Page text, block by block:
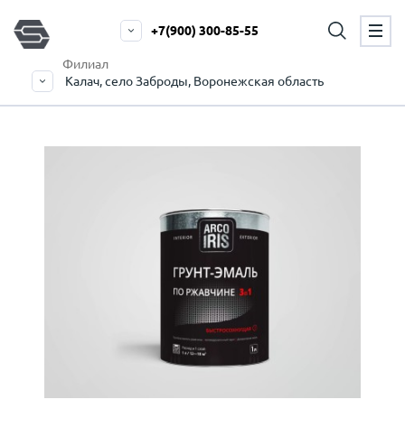
Филиал
Калач, село Заброды, Воронежская область
+7(900) 300-85-55